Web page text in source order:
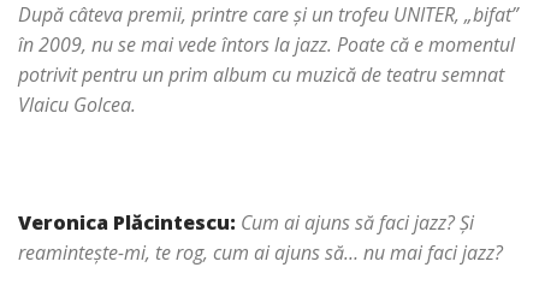
După câteva premii, printre care şi un trofeu UNITER, „bifat”
în 2009, nu se mai vede întors la jazz. Poate că e momentul
potrivit pentru un prim album cu muzică de teatru semnat
Vlaicu Golcea.
Veronica Plăcintescu: Cum ai ajuns să faci jazz?Şi
reaminteşte-mi, te rog, cum ai ajuns să… nu mai faci jazz?